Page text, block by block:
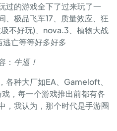
过的游戏全下了过来玩了一
、极品飞车17、质量效应、狂
不好玩)、nova.3、植物大战
亡等等好多好多
： 牛逼！
各种大厂如EA、Gameloft、
，每一个游戏推出前都有各
，我认为，那个时代是手游圈